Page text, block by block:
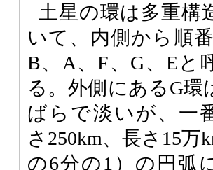
土星の環は多重構
いて、内側から順番
B、A、F、G、Eと
る。外側にあるG環
ばらで淡いが、一
さ250km、長さ15万
の6分の1）の円弧